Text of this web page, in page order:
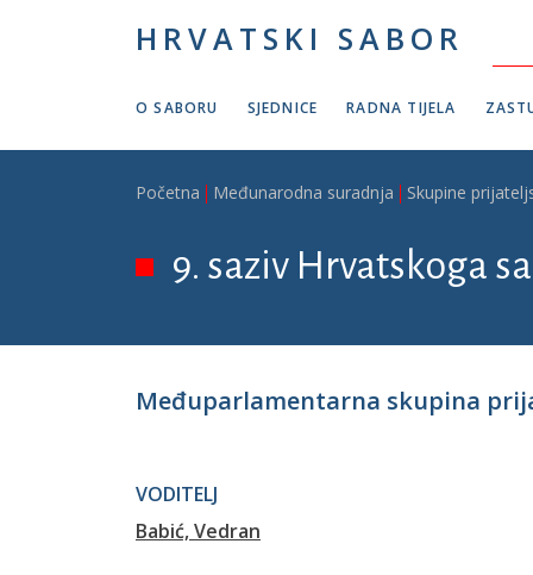
HRVATSKI SABOR
O SABORU SJEDNICE RADNA TIJELA
Breadcrumb
Početna Međunarodna suradnja Skupine
9. saziv Hrvatskoga
Međuparlamentarna skupina
VODITELJ
Babić, Vedran